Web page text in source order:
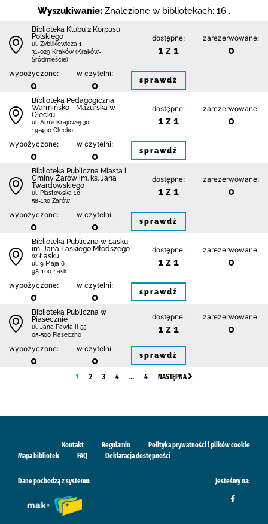
Wyszukiwanie: Znalezione w bibliotekach: 16 .
Biblioteka Klubu 2 Korpusu
Polskiego
ul. Zyblikiewicza 1
31-029 Kraków (Kraków-
Śródmieście)
dostępne:
1 z 1
zarezerwowane:
0
wypożyczone:
0
w czytelni:
0 sprawdź
Biblioteka Pedagogiczna
Warmińsko - Mazurska w
Olecku
ul. Armii Krajowej 30
19-400 Olecko
dostępne:
1 z 1
zarezerwowane:
0
wypożyczone:
0
w czytelni:
0 sprawdź
Biblioteka Publiczna Miasta i
Gminy Żarów im. ks. Jana
Twardowskiego
ul. Piastowska 10
58-130 Żarów
dostępne:
1 z 1
zarezerwowane:
0
wypożyczone:
0
w czytelni:
0 sprawdź
Biblioteka Publiczna w Łasku
im. Jana Łaskiego Młodszego
w Łasku
ul. 9 Maja 6
98-100 Łask
dostępne:
1 z 1
zarezerwowane:
0
wypożyczone:
0
w czytelni:
0 sprawdź
Biblioteka Publiczna w
Piasecznie
ul. Jana Pawła II 55
05-500 Piaseczno
dostępne:
1 z 1
zarezerwowane:
0
wypożyczone:
0
w czytelni:
0 sprawdź
1 2 3 4 … 4 NASTĘPNA
Kontakt Regulamin
Polityka prywatności i plików cookie
Mapa bibliotek
FAQ Deklaracja dostępności
Dane pochodzą z systemu: Jesteśmy na: